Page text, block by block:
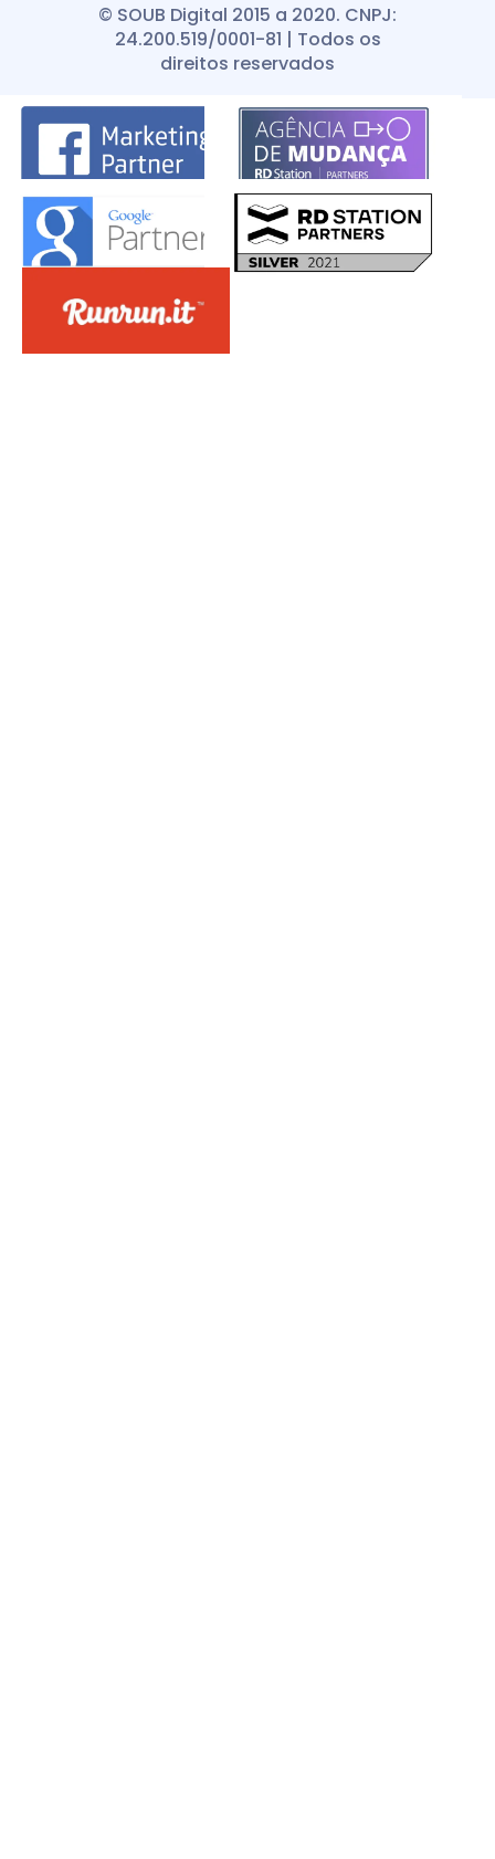
© SOUB Digital 2015 a 2020. CNPJ:
24.200.519/0001-81 | Todos os
direitos reservados